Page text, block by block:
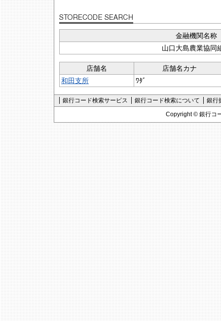
金融機関名称
山口大島農業協同
店舗名
店舗名カナ
和田支所
ﾜﾀﾞ
銀行コード検索サービス 銀行コード検索について
銀行
Copyright © 銀行コ